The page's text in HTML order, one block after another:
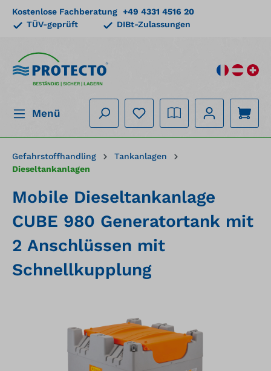
springen
Kostenlose Fachberatung +49 4331 4516 20
TÜV-geprüft
DIBt-Zulassungen
BESTÄNDIG | SICHER | LAGERN
Menü
Gefahrstoffhandling
Tankanlagen
Dieseltankanlagen
Mobile Dieseltankanlage
CUBE 980 Generatortank mit
2 Anschlüssen mit
Schnellkupplung
Bildergalerie überspringen